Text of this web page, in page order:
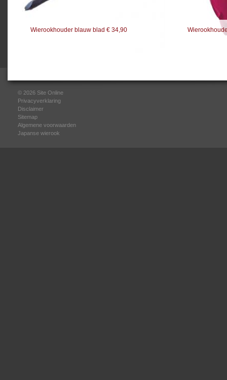
Wierookhouder blauw blad € 34,90
© 2026 Site Online
Privacyverklaring
Disclaimer
Sitemap
Algemene voorwaarden
Japanse wierook